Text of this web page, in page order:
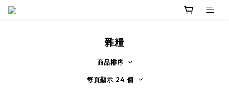
雜糧
商品排序
每頁顯示 24 個